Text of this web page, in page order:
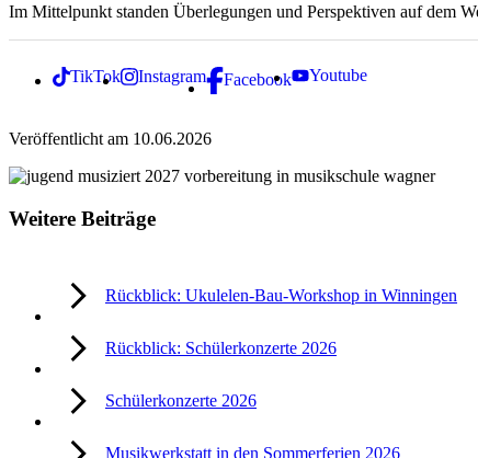
Im Mittelpunkt standen Überlegungen und Perspektiven auf dem
TikTok Instagram Facebook Youtube
Veröffentlicht am 10.06.2026
Weitere Beiträge
Rückblick: Ukulelen-Bau-Workshop in Winningen
Rückblick: Schülerkonzerte 2026
Schülerkonzerte 2026
Musikwerkstatt in den Sommerferien 2026